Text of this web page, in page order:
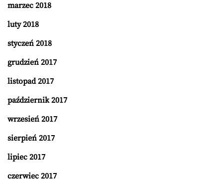
marzec 2018
luty 2018
styczeń 2018
grudzień 2017
listopad 2017
październik 2017
wrzesień 2017
sierpień 2017
lipiec 2017
czerwiec 2017